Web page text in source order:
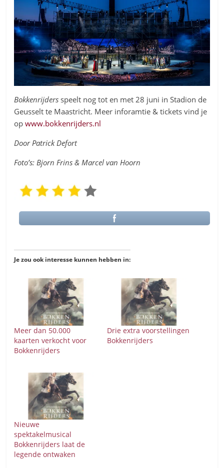
Bokkenrijders speelt nog tot en met 28 juni in Stadion de
Geusselt te Maastricht. Meer inforamtie & tickets vind je
opwww.bokkenrijders.nl
Door Patrick Defort
Foto’s: Bjorn Frins & Marcel van Hoorn
Je zou ook interesse kunnen hebben in:
Meer dan 50.000
kaarten verkocht voor
Bokkenrijders
Drie extra voorstellingen
Bokkenrijders
Nieuwe
spektakelmusical
Bokkenrijders laat de
legende ontwaken